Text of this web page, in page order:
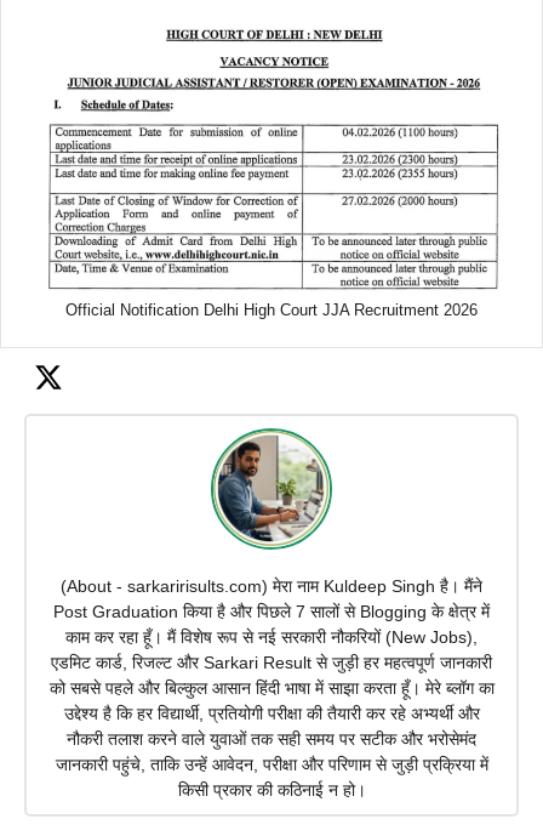
Official Notification Delhi High Court JJA Recruitment 2026
(About - sarkaririsults.com) मेरा नाम Kuldeep Singh है। मैंने
Post Graduation किया है और पिछले 7 सालों से Blogging के क्षेत्र में
काम कर रहा हूँ। मैं विशेष रूप से नई सरकारी नौकरियों (New Jobs),
एडमिट कार्ड, रिजल्ट और Sarkari Result से जुड़ी हर महत्वपूर्ण जानकारी
को सबसे पहले और बिल्कुल आसान हिंदी भाषा में साझा करता हूँ। मेरे ब्लॉग का
उद्देश्य है कि हर विद्यार्थी, प्रतियोगी परीक्षा की तैयारी कर रहे अभ्यर्थी और
नौकरी तलाश करने वाले युवाओं तक सही समय पर सटीक और भरोसेमंद
जानकारी पहुंचे, ताकि उन्हें आवेदन, परीक्षा और परिणाम से जुड़ी प्रक्रिया में
किसी प्रकार की कठिनाई न हो।